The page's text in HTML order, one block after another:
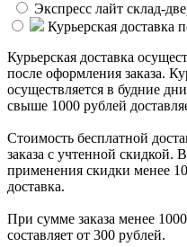
Экспресс лайт склад-
Курьерская доставка
Курьерская доставка
после оформления заказа.
осуществляется в будние
свыше 1000 рублей
Стоимость бесплатной
заказа с учтенной скидкой.
применения скидки менее
доставка.
При сумме заказа менее
составляет от 300 рублей.